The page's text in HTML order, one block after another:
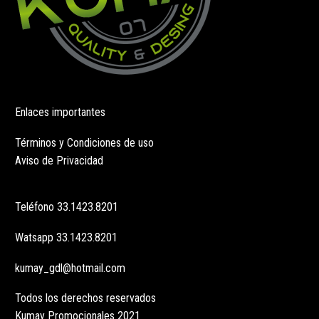
Enlaces importantes
Términos y Condiciones de uso
Aviso de Privacidad
Teléfono 33.1423.8201
Watsapp 33.1423.8201
kumay_gdl@hotmail.com
Todos los derechos reservados
Kumay Promocionales 2021